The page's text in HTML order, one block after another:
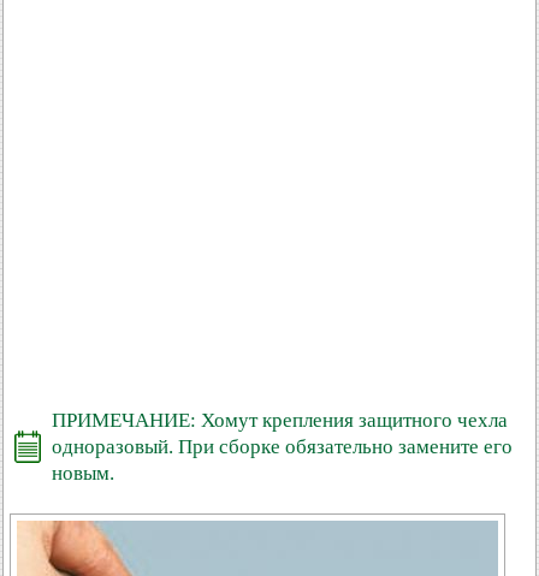
ПРИМЕЧАНИЕ: Хомут крепления защитного чехла
одноразовый. При сборке обязательно замените его
новым.